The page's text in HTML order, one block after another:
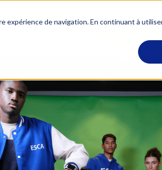
expérience de navigation. En continuant à